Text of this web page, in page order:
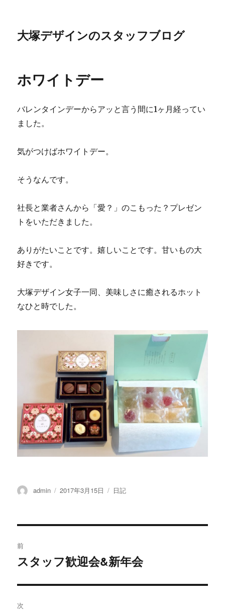
大塚デザインのスタッフブログ
ホワイトデー
バレンタインデーからアッと言う間に1ヶ月経ってい
ました。
気がつけばホワイトデー。
そうなんです。
社長と業者さんから「愛？」のこもった？プレゼン
トをいただきました。
ありがたいことです。嬉しいことです。甘いもの大
好きです。
大塚デザイン女子一同、美味しさに癒されるホット
なひと時でした。
投
admin
投
2017年3月15日
カ
リ
日記
稿
ビ
前
過
の
投
スタッフ歓迎会&新年会
次